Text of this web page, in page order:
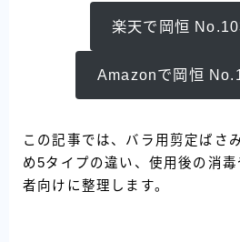
楽天で岡恒
Amazonで岡恒
この記事では、バラ用剪定ばさ
め5タイプの違い、使用後の消
者向けに整理します。